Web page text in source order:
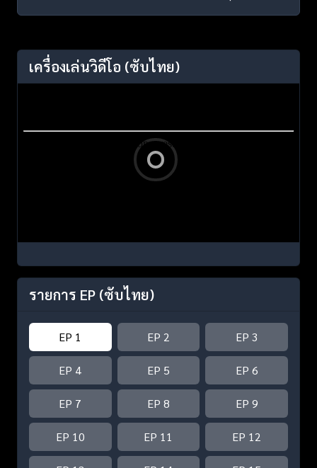
เครื่องเล่นวิดีโอ (ซับไทย)
รายการ EP (ซับไทย)
EP 1 EP 2 EP 3
EP 4 EP 5 EP 6
EP 7 EP 8 EP 9
EP 10 EP 11 EP 12